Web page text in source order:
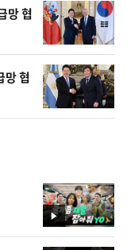
망 협
망 협
영
상